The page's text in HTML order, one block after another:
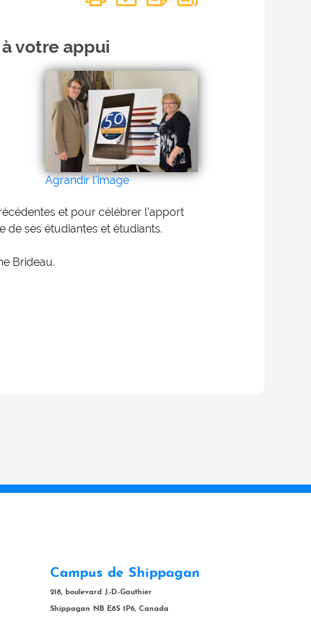
votre appui
Agrandir l'image
et pour célébrer l’apport
de ses étudiantes et étudiants.
Brideau.
Campus de Shippagan
218, boulevard J.-D.-Gauthier
Shippagan NB E8S 1P6, Canada